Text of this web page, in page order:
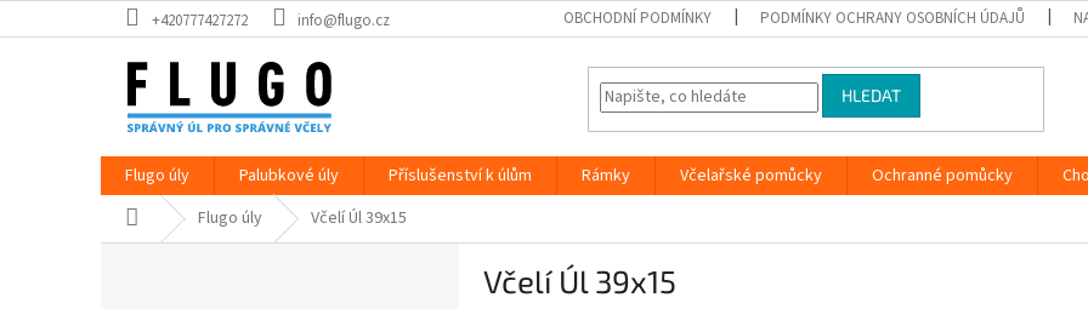
na
+420777427272 info@flugo.cz OBCHODNÍ PODMÍNKY PODMÍNKY OCHRANY OSOBNÍCH ÚDAJŮ
HLEDAT
Flugo úly Palubkové úly Příslušenství k úlům Rámky Včelařské pomůcky Ochranné pomůcky
Domů Flugo úly Včelí Úl 39x15
Včelí Úl 39x15